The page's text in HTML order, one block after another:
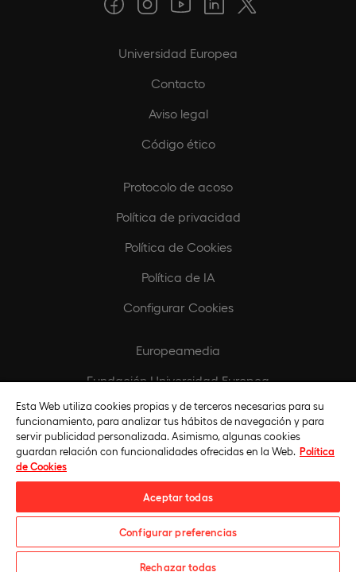
Universidad Europea
Contacto
Aviso legal
Código ético
Protocolo de acoso
Política de privacidad
Política de Cookies
Política de IA
Configurar Cookies
Europeamedia
Fundación Universidad Europea
Biblioteca
Universidad Europea © 2026. Todos Los Derechos Reservados
Esta Web utiliza cookies propias y de terceros necesarias para su
funcionamiento, para analizar tus hábitos de navegación y para
servir publicidad personalizada. Asimismo, algunas cookies
guardan relación con funcionalidades ofrecidas en la Web. Política
de Cookies
Aceptar todas
Configurar preferencias
Rechazar todas